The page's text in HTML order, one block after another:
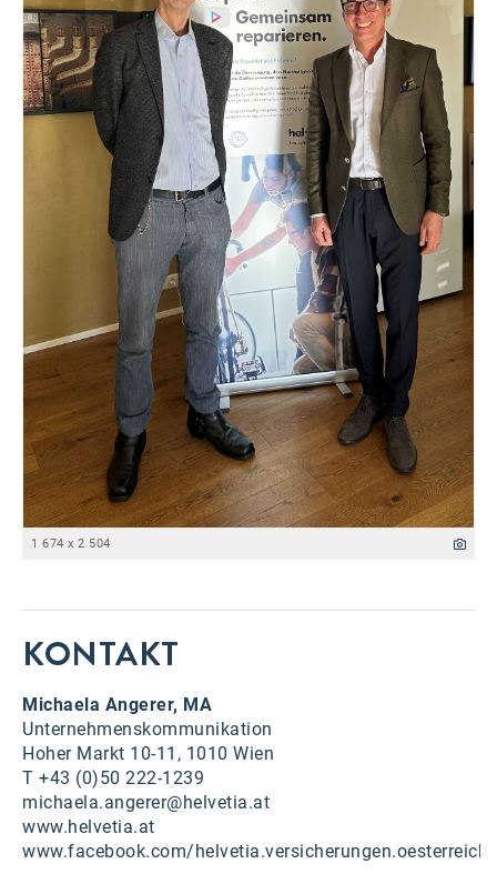
1 674 x 2 504
KONTAKT
Michaela Angerer, MA
Unternehmenskommunikation
Hoher Markt 10-11, 1010 Wien
T +43 (0)50 222-1239
michaela.angerer@helvetia.at
www.helvetia.at
www.facebook.com/helvetia.versicherungen.oesterreich